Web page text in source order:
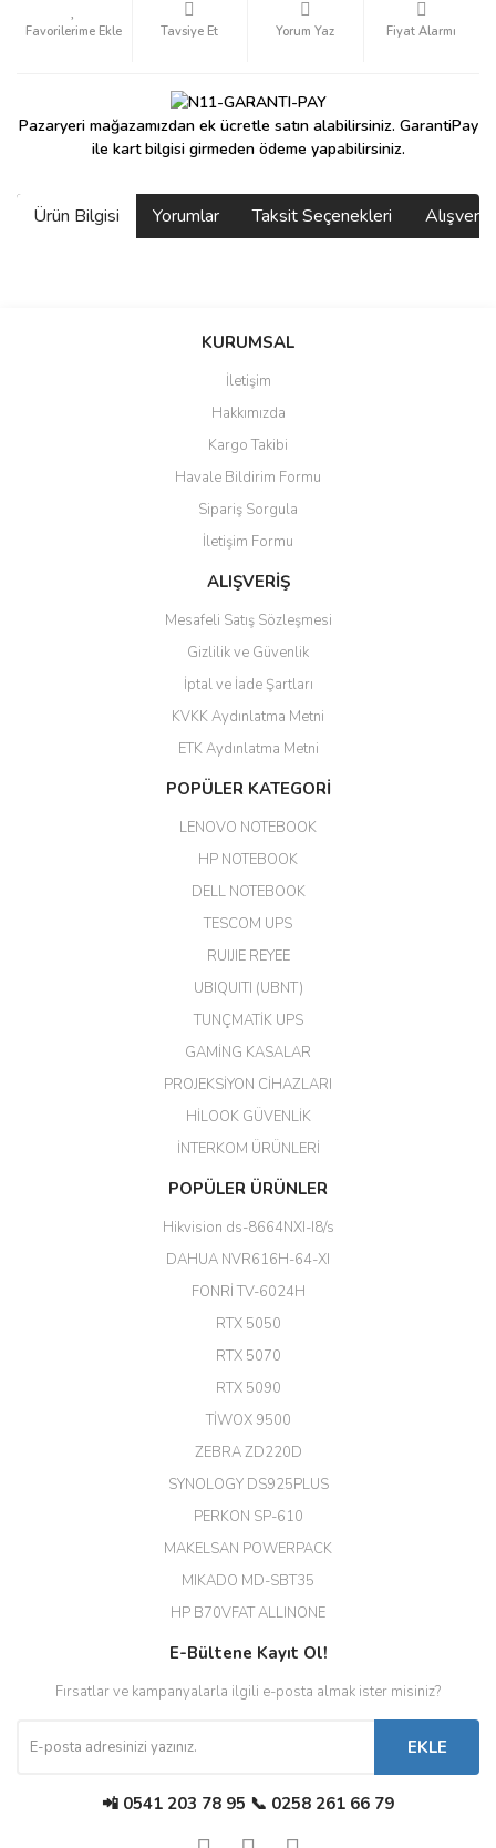
Tavsiye Et Yorum Yaz Fiyat Alarmı
Pazaryeri mağazamızdan ek ücretle satın alabilirsiniz. GarantiPay
ile kart bilgisi girmeden ödeme yapabilirsiniz.
Ürün Bilgisi Yorumlar Taksit Seçenekleri
Bu ürüne ilk yorumu siz yapın!
güzel paketlenmiş ama yanında
ile 24 izlenmektedir diye küçük
bir tabela olsa daha hoş
hızlı güvenli bir alışveriş oldu
Yalçın Kaya | 20/06/2026
ahmet yiğit | 29/04/2026
Aldığım ürün kapalı kutu teslim
edildi. Teşekkür ederim.
GÜRKAN KETHÜDAOĞLU |
Her şey için teşekkür ederim çok
Erdal Cingöz | 07/02/2026
Başarılı. Bu vasıfta bir ürünü bu
kadar uygun fiyata bulabilmek
büyük şans. Güvenliticaret
(HIKVISION DS-3E0326P-E/M(B)
EROL ÇAKMAK | 26/12/2025
Diğer yorumları göster
KURUMSAL
İletişim
Hakkımızda
Kargo Takibi
Havale Bildirim Formu
Sipariş Sorgula
İletişim Formu
ALIŞVERİŞ
Mesafeli Satış Sözleşmesi
Gizlilik ve Güvenlik
İptal ve İade Şartları
KVKK Aydınlatma Metni
ETK Aydınlatma Metni
POPÜLER KATEGORİ
LENOVO NOTEBOOK
HP NOTEBOOK
DELL NOTEBOOK
TESCOM UPS
RUIJIE REYEE
UBIQUITI (UBNT)
TUNÇMATİK UPS
GAMİNG KASALAR
PROJEKSİYON CİHAZLARI
HİLOOK GÜVENLİK
İNTERKOM ÜRÜNLERİ
POPÜLER ÜRÜNLER
Hikvision ds-8664NXI-I8/s
DAHUA NVR616H-64-XI
FONRİ TV-6024H
RTX 5050
RTX 5070
RTX 5090
TİWOX 9500
ZEBRA ZD220D
SYNOLOGY DS925PLUS
PERKON SP-610
MAKELSAN POWERPACK
MIKADO MD-SBT35
HP B70VFAT ALLINONE
E-Bültene Kayıt Ol!
Fırsatlar ve kampanyalarla ilgili e-posta almak ister misiniz?
EKLE
📲 0541 203 78 95 📞 0258 261 66 79